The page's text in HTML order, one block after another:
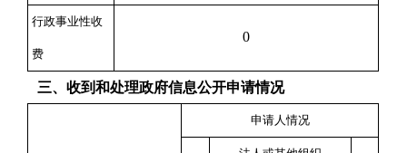
行政事业性收
费
0
三、收到和处理政府信息公开申请情况
申请人情况